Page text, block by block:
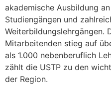
akademische Ausbildung
Studiengängen und
Weiterbildungslehrgängen.
Mitarbeitenden stieg auf
als 1.000 nebenberuflich
zählt die USTP zu den
der Region.